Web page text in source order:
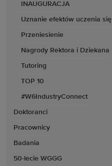
INAUGURACJA
Uznanie efektów uczenia się
Przeniesienie
Nagrody Rektora i Dziekana
Tutoring
TOP 10
#W6IndustryConnect
Doktoranci
Pracownicy
Badania
50-lecie WGGG